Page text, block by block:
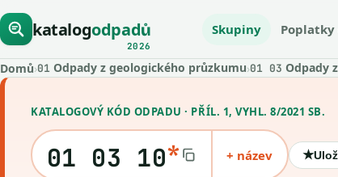
katalogodpadů
2026
Skupiny Poplatky
Domů›01 Odpady z geologického průzkumu›01 03 Odpady
KATALOGOVÝ KÓD ODPADU · PŘÍL. 1, VYHL. 8/2021 SB.
01 03 10* + název ★